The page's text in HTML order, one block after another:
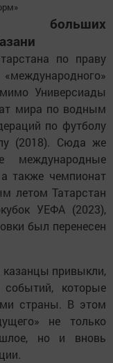
больших
по праву
Универсиады
мира по водным
по футболу
(2018). Сюда же
международные
также чемпионат
летом Татарстан
УЕФА (2023),
был перенесен
казанцы привыкли,
которые
страны. В этом
не только
но и вновь